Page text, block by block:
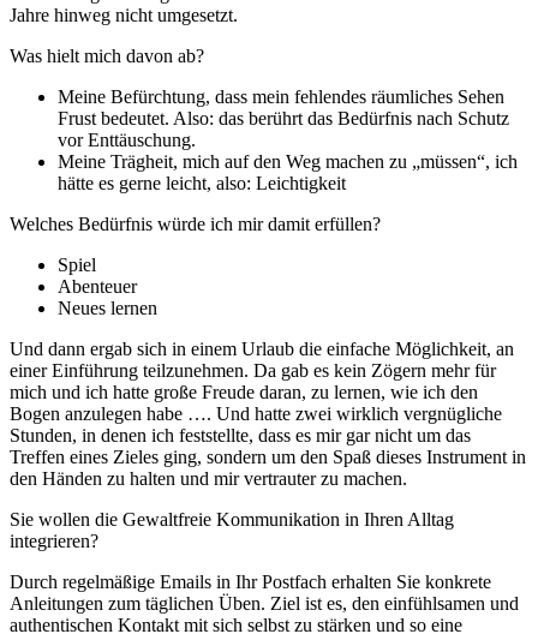
Jahre hinweg nicht umgesetzt.
Was hielt mich davon ab?
Meine Befürchtung, dass mein fehlendes räumliches Sehen
Frust bedeutet. Also: das berührt das Bedürfnis nach Schutz
vor Enttäuschung.
Meine Trägheit, mich auf den Weg machen zu „müssen“, ich
hätte es gerne leicht, also: Leichtigkeit
Welches Bedürfnis würde ich mir damit erfüllen?
Spiel
Abenteuer
Neues lernen
Und dann ergab sich in einem Urlaub die einfache Möglichkeit, an
einer Einführung teilzunehmen. Da gab es kein Zögern mehr für
mich und ich hatte große Freude daran, zu lernen, wie ich den
Bogen anzulegen habe …. Und hatte zwei wirklich vergnügliche
Stunden, in denen ich feststellte, dass es mir gar nicht um das
Treffen eines Zieles ging, sondern um den Spaß dieses Instrument in
den Händen zu halten und mir vertrauter zu machen.
Sie wollen die Gewaltfreie Kommunikation in Ihren Alltag
integrieren?
Durch regelmäßige Emails in Ihr Postfach erhalten Sie konkrete
Anleitungen zum täglichen Üben. Ziel ist es, den einfühlsamen und
authentischen Kontakt mit sich selbst zu stärken und so eine